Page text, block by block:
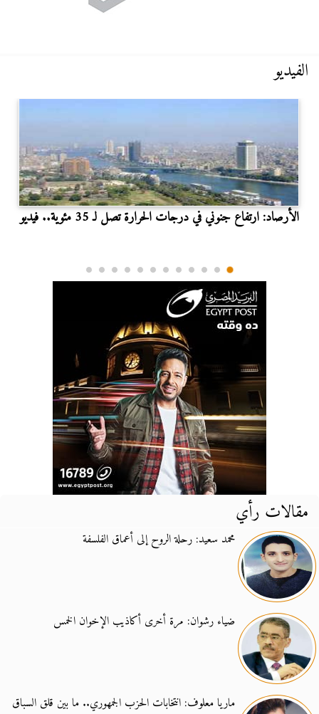
الفيديو
الأرصاد: ارتفاع جنوني في درجات الحرارة تصل لـ 35 مئوية.. فيديو
مقالات رأي
محمد سعيد: رحلة الروح إلى أعماق الفلسفة
ضياء رشوان: مرة أخرى أكاذيب الإخوان الخمس
ماريا معلوف: انتخابات الحزب الجمهوري.. ما بين قلق السباق